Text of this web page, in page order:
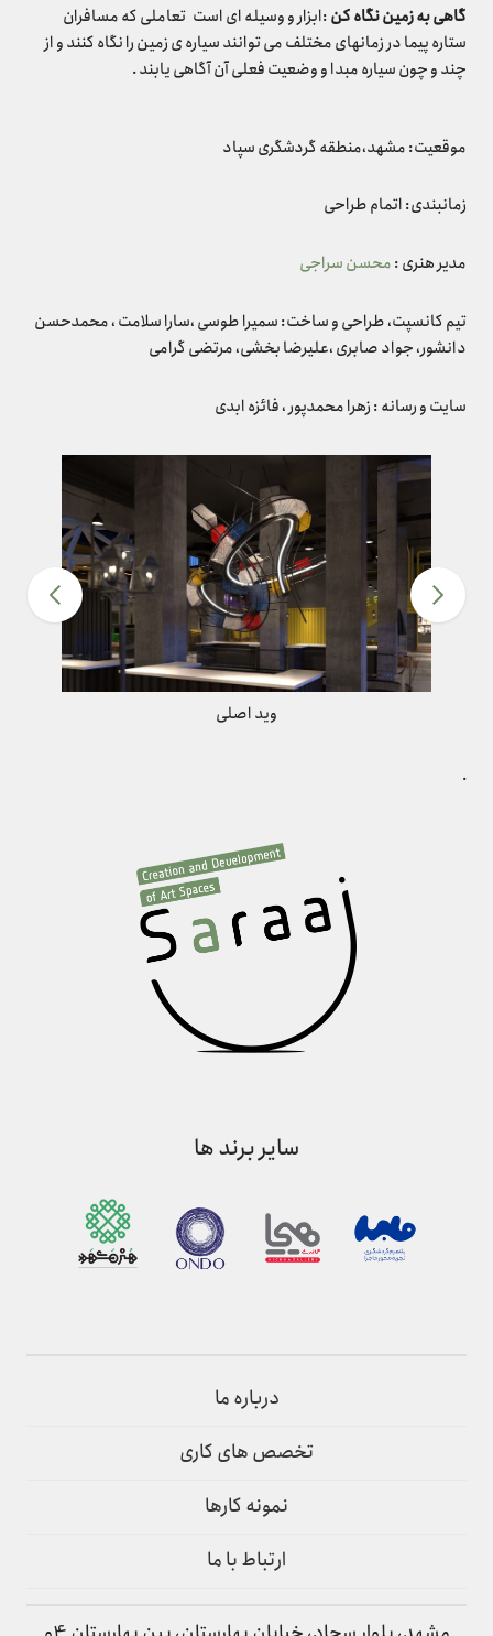
گاهی به زمین نگاه کن:ابزار و وسیله ای است تعاملی که مسافران
ستاره پیما در زمانهای مختلف می توانند سیاره ی زمین را نگاه کنند و از
چند و چون سیاره مبدا و وضعیت فعلی آن آگاهی یابند .
موقعیت: مشهد،منطقه گردشگری سپاد
زمانبندی: اتمام طراحی
مدیر هنری :محسن سراجی
تیم کانسپت، طراحی و ساخت: سمیرا طوسی ،سارا سلامت ، محمدحسن
دانشور، جواد صابری ،علیرضا بخشی، مرتضی گرامی
سایت و رسانه : زهرا محمدپور ، فائزه ابدی
وید اصلی
.
سایر برند ها
درباره ما
تخصص های کاری
نمونه کارها
ارتباط با ما